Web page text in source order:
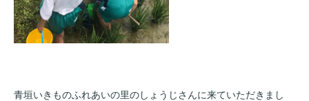
青垣いきものふれあいの里のしょうじさんに来ていただきまし